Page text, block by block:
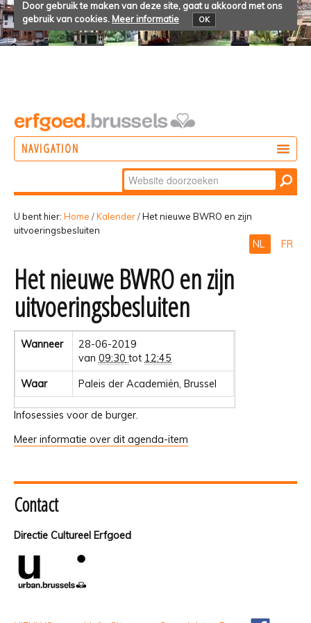
Door gebruik te maken van deze site, gaat u akkoord met ons
gebruik van cookies. Meer informatie OK
NAVIGATION
BELEVEN
Zoek
Geavanceerd
zoeken...
U bent hier: Home /Kalender/Het nieuwe BWRO en zijn
uitvoeringsbesluiten
NL FR
Het nieuwe BWRO en zijn
uitvoeringsbesluiten
Wanneer
28-06-2019
van09:30 tot 12:45
Waar Paleis der Academiën, Brussel
Infosessies voor de burger.
Meer informatie over dit agenda-item
Contact
Directie Cultureel Erfgoed